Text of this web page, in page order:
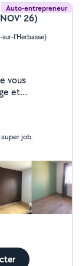
Auto-entrepreneur
26)
l'Herbasse)
vous
et
propre,
diverses -
et de
job.